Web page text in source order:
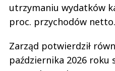
utrzymaniu wydatków
proc. przychodów netto.
Zarząd potwierdził
października 2026